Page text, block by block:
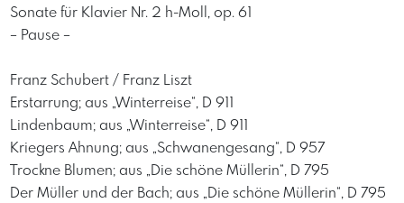
Sonate für Klavier Nr. 2 h-Moll, op. 61
– Pause –
Franz Schubert / Franz Liszt
Erstarrung; aus „Winterreise“, D 911
Lindenbaum; aus „Winterreise“, D 911
Kriegers Ahnung; aus „Schwanengesang“, D 957
Trockne Blumen; aus „Die schöne Müllerin“, D 795
Der Müller und der Bach; aus „Die schöne Müllerin“, D 795